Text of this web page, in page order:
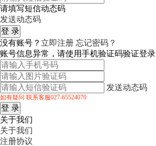
请填写短信动态码
发送动态码
没有账号？ 立即注册 忘记密码？
账号信息异常，请使用手机验证码验证登录
发送动态码
如有疑问 联系客服027-65524070
关于我们
关于我们
注册协议